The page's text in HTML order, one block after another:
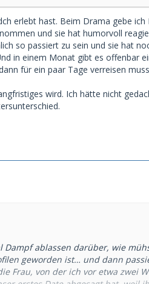
erlebt hast. Beim Drama gebe ich
und sie hat humorvoll
so passiert zu sein und sie hat
in einem Monat gibt es offenbar
für ein paar Tage verreisen
wird. Ich hätte nicht
Dampf ablassen darüber, wie
geworden ist… und dann
Frau, von der ich vor etwa zwei